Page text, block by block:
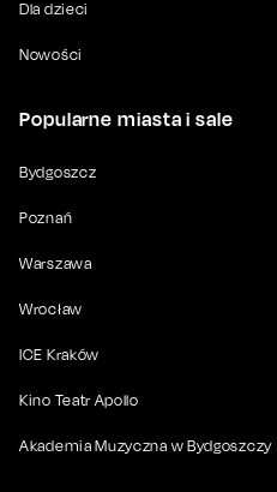
Dla dzieci
Nowości
Popularne miasta i sale
Bydgoszcz
Poznań
Warszawa
Wrocław
ICE Kraków
Kino Teatr Apollo
Akademia Muzyczna w Bydgoszczy